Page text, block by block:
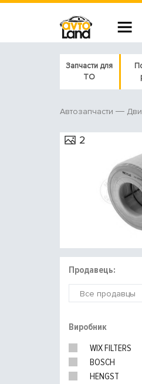
Запчасти для
ТО
Автозапчасти
2
Продавець:
Виробник
WIX FILTERS
BOSCH
HENGST